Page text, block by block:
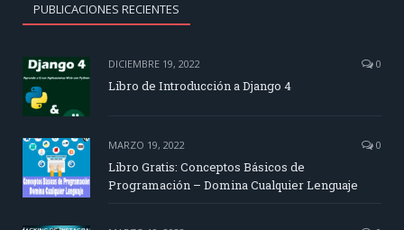
PUBLICACIONES RECIENTES
DICIEMBRE 19, 2022 0
Libro de Introducción a Django 4
MARZO 19, 2022 0
Libro Gratis: Conceptos Básicos de
Programación – Domina Cualquier Lenguaje